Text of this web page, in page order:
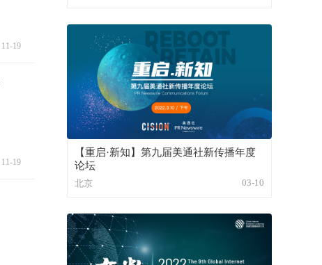
11-19
11-19
【重启·新知】第九届美通社新传播年度
论坛
北京 03-10